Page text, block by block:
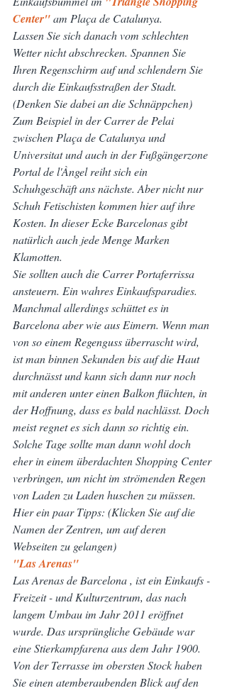
Center" am Plaça de Catalunya.
Lassen Sie sich danach vom schlechten
Wetter nicht abschrecken. Spannen Sie
Ihren Regenschirm auf und schlendern Sie
durch die Einkaufsstraßen der Stadt.
(Denken Sie dabei an die Schnäppchen)
Zum Beispiel in der Carrer de Pelai
zwischen Plaça de Catalunya und
Universitat und auch in der Fußgängerzone
Portal de l'Àngel reiht sich ein
Schuhgeschäft ans nächste. Aber nicht nur
Schuh Fetischisten kommen hier auf ihre
Kosten. In dieser Ecke Barcelonas gibt
natürlich auch jede Menge Marken
Klamotten.
Sie sollten auch die Carrer Portaferrissa
ansteuern. Ein wahres Einkaufsparadies.
Manchmal allerdings schüttet es in
Barcelona aber wie aus Eimern. Wenn man
von so einem Regenguss überrascht wird,
ist man binnen Sekunden bis auf die Haut
durchnässt und kann sich dann nur noch
mit anderen unter einen Balkon flüchten, in
der Hoffnung, dass es bald nachlässt. Doch
meist regnet es sich dann so richtig ein.
Solche Tage sollte man dann wohl doch
eher in einem überdachten Shopping Center
verbringen, um nicht im strömenden Regen
von Laden zu Laden huschen zu müssen.
Hier ein paar Tipps: (Klicken Sie auf die
Namen der Zentren, um auf deren
Webseiten zu gelangen)
"Las Arenas"
Las Arenas de Barcelona , ist ein Einkaufs -
Freizeit - und Kulturzentrum, das nach
langem Umbau im Jahr 2011 eröffnet
wurde. Das ursprüngliche Gebäude war
eine Stierkampfarena aus dem Jahr 1900.
Von der Terrasse im obersten Stock haben
Sie einen atemberaubenden Blick auf den